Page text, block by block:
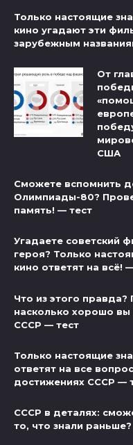
Только настоящие
кино угадают эти
зарубежным
От
США
Сможете вспомнить
Олимпиады-80?
память! — тест
Угадаете советский
героя? Только
кино ответят на всё!
Что из этого правда?
насколько хорошо вы
СССР — тест
Только настоящие
ответят на все
достижениях СССР —
СССР в деталях:
то, что знали